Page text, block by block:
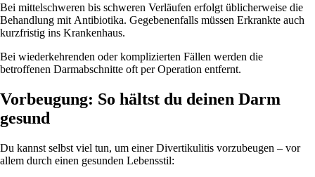
Bei mittelschweren bis schweren Verläufen erfolgt üblicherweise die
Behandlung mit Antibiotika. Gegebenenfalls müssen Erkrankte auch
kurzfristig ins Krankenhaus.
Bei wiederkehrenden oder komplizierten Fällen werden die
betroffenen Darmabschnitte oft per Operation entfernt.
Vorbeugung: So hältst du deinen Darm
gesund
Du kannst selbst viel tun, um einer Divertikulitis vorzubeugen – vor
allem durch einen gesunden Lebensstil: